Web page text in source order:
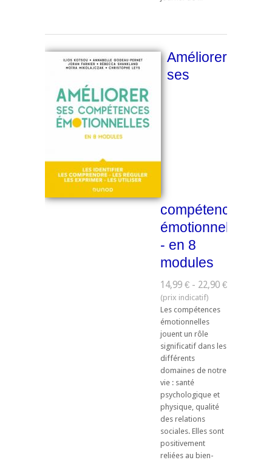
Améliorer
ses
compétences
émotionnelles
- en 8
modules
14,99 € - 22,90 €
Les compétences
émotionnelles
jouent un rôle
significatif dans les
différents
domaines de notre
vie : santé
psychologique et
physique, qualité
des relations
sociales. Elles sont
positivement
reliées au bien-